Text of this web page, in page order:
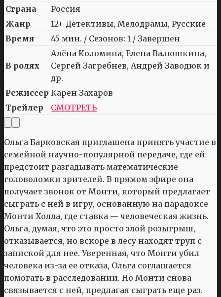
Страна
Россия
Жанр
12+ Детективы, Мелодрамы, Русские
Время
45 мин. / Сезонов: 1 / Завершен
В ролях
Алёна Коломина, Елена Валюшкина,
Сергей Загребнев, Андрей Заводюк и
др.
Режиссер Карен Захаров
Трейлер
СМОТРЕТЬ
Ольга Барковская приглашена принять участие в
семейной научно-популярной передаче, где ей
предстоит разгадывать математические
головоломки зрителей. В прямом эфире она
получает звонок от Монти, который предлагает
сыграть с ней в игру, основанную на парадоксе
Монти Холла, где ставка — человеческая жизнь.
Ольга, думая, что это просто злой розыгрыш,
отказывается, но вскоре в лесу находят труп с
запиской для нее. Уверенная, что Монти убил
человека из-за ее отказа, Ольга соглашается
помогать в расследовании. Но Монти снова
связывается с ней, предлагая сыграть еще раз.